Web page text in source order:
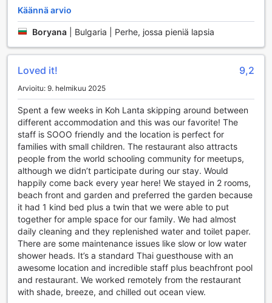
nauttia puhtaista vaatteista ilman ylimääräistä vaivannäköä.
herkullisista ruoista omassa rauhassasi. Lisäksi
arvotavarat turvassa ja käden ulottuvilla. Jos tarvitset apua
tai vinkkejä paikallisista nähtävyyksistä, concierge-palvelu
Yhteyksien ylläpitäminen on helppoa, sillä hotellissa on
ilmainen Wi-Fi kaikissa huoneissa ja julkisissa tiloissa, joten
voit jakaa unohtumattomat hetket ystäviesi ja perheesi
kanssa sosiaalisessa mediassa. Hotellissa on myös erikseen
merkitty tupakointialue, joka takaa mukavan ympäristön
kaikille vieraille. Express sisään- ja uloskirjautuminen
nopeuttaa prosessia, ja matkatavaroiden säilytyspalvelu
mahdollistaa vaivattoman siirtymisen lomasi aikana. Älä
unohda hyödyntää hotellin kätevää myymälää, josta löydät
kaiken tarvittavan lomasi aikana, sekä päivittäistä
siivouspalvelua, joka pitää huoneesi aina siistinä ja
viihtyisänä.
Kuljetuspalvelut Cha-Ba Lanta Resort & Bungalow'ssa
Cha-Ba Lanta Resort & Bungalow tarjoaa kätevät ja
monipuoliset kuljetuspalvelut, jotka tekevät lomastasi
entistäkin nautinnollisemman. Hotellilta on saatavilla
Käännä arvio
Boryana Bulgaria | Perhe, jossa pieniä lapsia
Loved it! 9,2
Arvioitu: 9. helmikuu 2025
Spent a few weeks in Koh Lanta skipping around between
different accommodation and this was our favorite! The
staff is SOOO friendly and the location is perfect for
families with small children. The restaurant also attracts
people from the world schooling community for meetups,
although we didn’t participate during our stay. Would
happily come back every year here! We stayed in 2 rooms,
beach front and garden and preferred the garden because
it had 1 kind bed plus a twin that we were able to put
together for ample space for our family. We had almost
daily cleaning and they replenished water and toilet paper.
There are some maintenance issues like slow or low water
shower heads. It’s a standard Thai guesthouse with an
awesome location and incredible staff plus beachfront pool
and restaurant. We worked remotely from the restaurant
with shade, breeze, and chilled out ocean view.